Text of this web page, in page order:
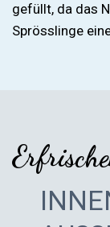
gefüllt, da das
Sprösslinge